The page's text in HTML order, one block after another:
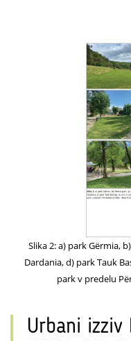
Slika 2: a) park Gërmia,
Dardania, d) park Tauk
park v predelu
Urbani